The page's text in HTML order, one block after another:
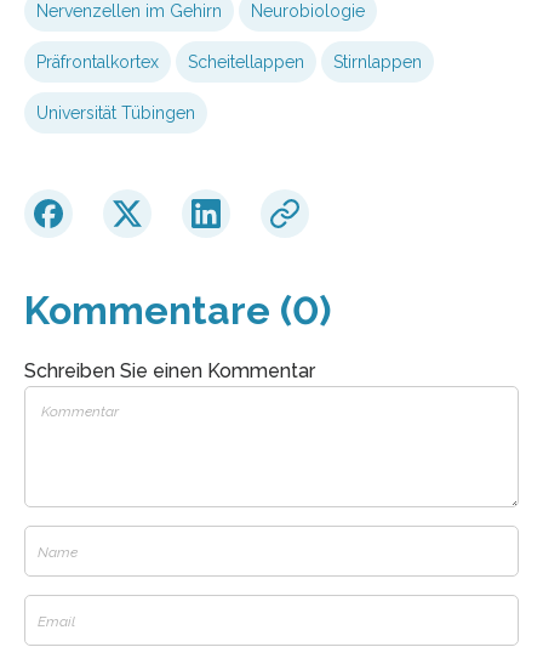
Nervenzellen im Gehirn Neurobiologie
Präfrontalkortex Scheitellappen Stirnlappen
Universität Tübingen
Kommentare (0)
Schreiben Sie einen Kommentar